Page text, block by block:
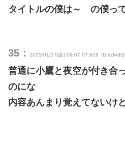
タイトルの僕は～ の僕っ
35： 2025/01/17(金) 09:07:07.619
普通に小鷹と夜空が付き合
のにな
内容あんまり覚えてないけ